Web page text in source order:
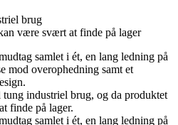
brug
være svært at finde på lager
samlet i ét, en lang ledning på
mod overophedning samt et
industriel brug, og da produktet
finde på lager.
samlet i ét, en lang ledning på